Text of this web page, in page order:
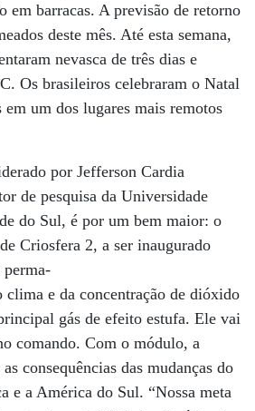
em barracas. A previsão de retorno
deste mês. Até esta semana,
nevasca de três dias e
Os brasileiros celebraram o Natal
um dos lugares mais remotos
por Jefferson Cardia
de pesquisa da Universidade
do Sul, é por um bem maior: o
Criosfera 2, a ser inaugurado
perma-
clima e da concentração de dióxido
gás de efeito estufa. Ele vai
comando. Com o módulo, a
consequências das mudanças do
e a América do Sul. “Nossa meta